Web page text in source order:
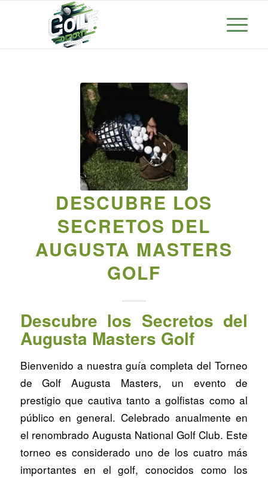
DESCUBRE LOS
SECRETOS DEL
AUGUSTA MASTERS
GOLF
Descubre los Secretos del
Augusta Masters Golf
Bienvenido a nuestra guía completa del Torneo
de Golf Augusta Masters, un evento de
prestigio que cautiva tanto a golfistas como al
público en general. Celebrado anualmente en
el renombrado Augusta National Golf Club. Este
torneo es considerado uno de los cuatro más
importantes en el golf, conocidos como los